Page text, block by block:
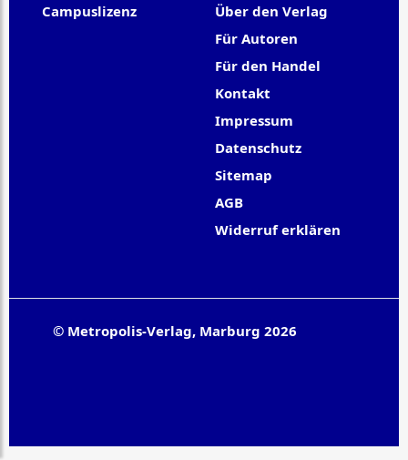
Campuslizenz
Über den Verlag
Für Autoren
Für den Handel
Kontakt
Impressum
Datenschutz
Sitemap
AGB
Widerruf erklären
© Metropolis-Verlag, Marburg 2026